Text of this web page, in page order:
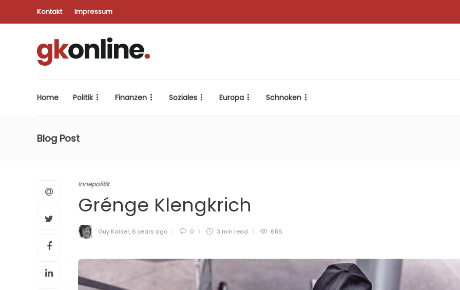
Kontakt Impressum
Home Politik Finanzen Soziales Europa Schnoken
Blog Post
Innepolitik
Grénge Klengkrich
Guy Kaiser, 6 years ago 0 3 min read 686